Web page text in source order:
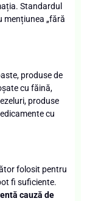
Standardul
mențiunea „fără
produse de
cu făină,
produse
cu
folosit pentru
fi suficiente.
cauză de